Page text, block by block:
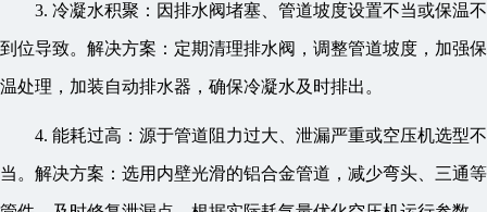
3. 冷凝水积聚：因排水阀堵塞、管道坡度设置不当或保温不
到位导致。解决方案：定期清理排水阀，调整管道坡度，加强保
温处理，加装自动排水器，确保冷凝水及时排出。
4. 能耗过高：源于管道阻力过大、泄漏严重或空压机选型不
当。解决方案：选用内壁光滑的铝合金管道，减少弯头、三通等